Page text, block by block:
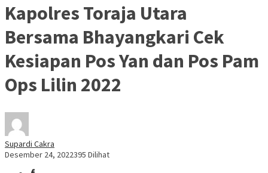
Kapolres Toraja Utara
Bersama Bhayangkari Cek
Kesiapan Pos Yan dan Pos Pam
Ops Lilin 2022
Supardi Cakra
Desember 24, 2022395 Dilihat